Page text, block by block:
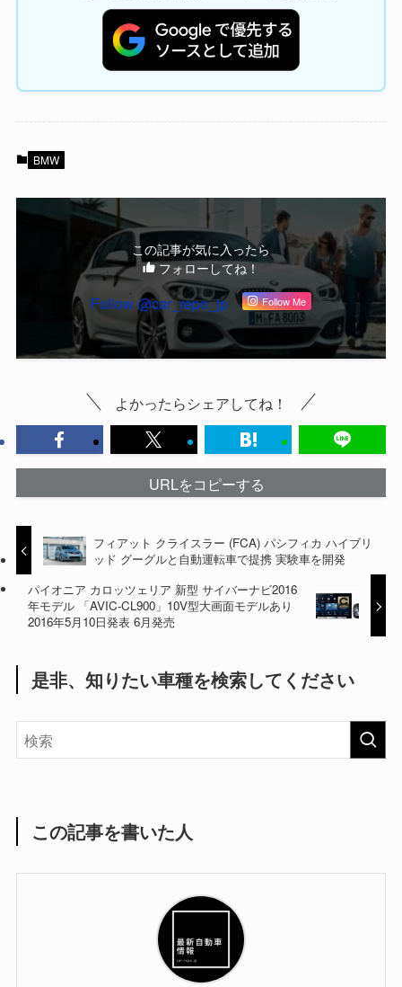
BMW
この記事が気に入ったら
フォローしてね！
Follow @car_repo_jp Follow Me
よかったらシェアしてね！
URLをコピーする
フィアット クライスラー (FCA) パシフィカ ハイブリ
ッド グーグルと自動運転車で提携 実験車を開発
パイオニア カロッツェリア 新型 サイバーナビ2016
年モデル 「AVIC-CL900」10V型大画面モデルあり
2016年5月10日発表 6月発売
是非、知りたい車種を検索してください
この記事を書いた人